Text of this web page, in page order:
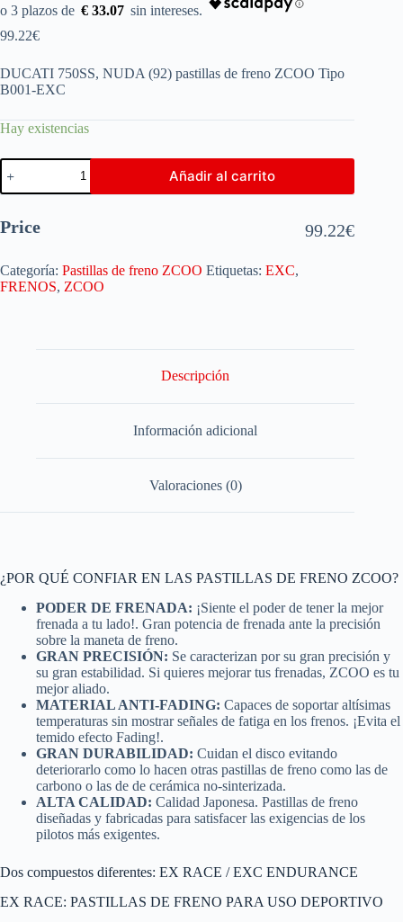
€ 33.07
99.22€
DUCATI 750SS, NUDA (92) pastillas de freno ZCOO Tipo
B001-EXC
Hay existencias
Añadir al carrito
Price 99.22€
Categoría: Pastillas de freno ZCOO Etiquetas: EXC,
FRENOS, ZCOO
Descripción
Información adicional
Valoraciones (0)
¿POR QUÉ CONFIAR EN LAS PASTILLAS DE FRENO ZCOO?
PODER DE FRENADA: ¡Siente el poder de tener la mejor
frenada a tu lado!. Gran potencia de frenada ante la precisión
sobre la maneta de freno.
GRAN PRECISIÓN: Se caracterizan por su gran precisión y
su gran estabilidad. Si quieres mejorar tus frenadas, ZCOO es tu
mejor aliado.
MATERIAL ANTI-FADING: Capaces de soportar altísimas
temperaturas sin mostrar señales de fatiga en los frenos. ¡Evita el
temido efecto Fading!.
GRAN DURABILIDAD: Cuidan el disco evitando
deteriorarlo como lo hacen otras pastillas de freno como las de
carbono o las de de cerámica no-sinterizada.
ALTA CALIDAD: Calidad Japonesa. Pastillas de freno
diseñadas y fabricadas para satisfacer las exigencias de los
pilotos más exigentes.
Dos compuestos diferentes: EX RACE / EXC ENDURANCE
EX RACE: PASTILLAS DE FRENO PARA USO DEPORTIVO